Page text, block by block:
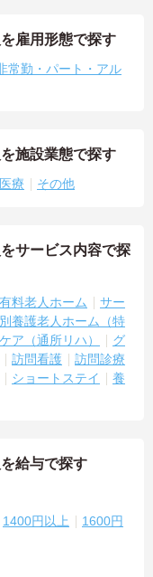
雇用形態で探す
常勤・パート・アル
施設業態で探す
療 その他
サービス内容で探
有料老人ホーム
サー
養護老人ホーム（特
ア（通所リハ）
グ
訪問看護
訪問診療
ショートステイ
養
給与で探す
1400円以上
1600円